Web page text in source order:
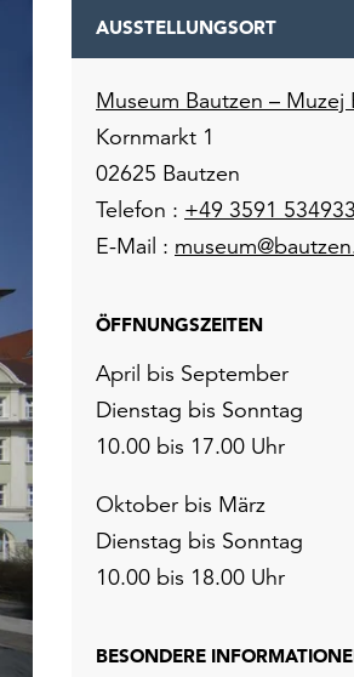
AUSSTELLUNGSORT
Museum Bautzen – Muzej
Kornmarkt 1
02625 Bautzen
Telefon : +49 3591 534933
E-Mail :
ÖFFNUNGSZEITEN
April bis September
Dienstag bis Sonntag
10.00 bis 17.00 Uhr
Oktober bis März
Dienstag bis Sonntag
10.00 bis 18.00 Uhr
BESONDERE